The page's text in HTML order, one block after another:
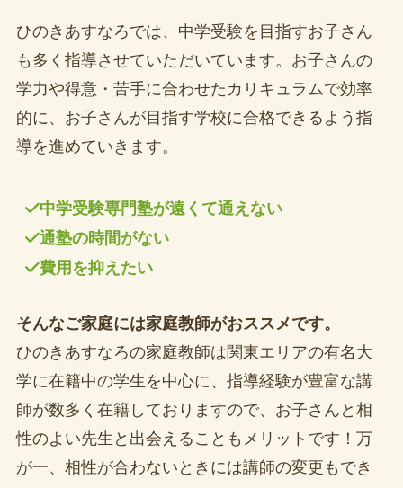
ひのきあすなろでは、中学受験を目指すお子さん
も多く指導させていただいています。お子さんの
学力や得意・苦手に合わせたカリキュラムで効率
的に、お子さんが目指す学校に合格できるよう指
導を進めていきます。
中学受験専門塾が遠くて通えない
通塾の時間がない
費用を抑えたい
そんなご家庭には家庭教師がおススメです。
ひのきあすなろの家庭教師は関東エリアの有名大
学に在籍中の学生を中心に、指導経験が豊富な講
師が数多く在籍しておりますので、お子さんと相
性のよい先生と出会えることもメリットです！万
が一、相性が合わないときには講師の変更もでき